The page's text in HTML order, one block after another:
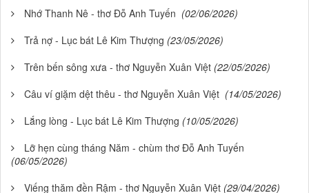
Nhớ Thanh Nê - thơ Đỗ Anh Tuyến (02/06/2026)
Trả nợ - Lục bát Lê Kim Thượng (23/05/2026)
Trên bến sông xưa - thơ Nguyễn Xuân Việt (22/05/2026)
Câu ví giặm dệt thêu - thơ Nguyễn Xuân Việt (14/05/2026)
Lắng lòng - Lục bát Lê Kim Thượng (10/05/2026)
Lỡ hẹn cùng tháng Năm - chùm thơ Đỗ Anh Tuyến
(06/05/2026)
Viếng thăm đền Rậm - thơ Nguyễn Xuân Việt (29/04/2026)